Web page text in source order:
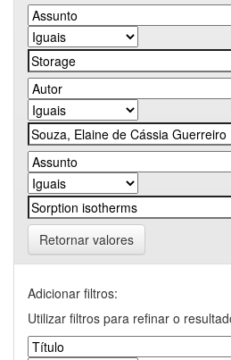
Retornar valores
Adicionar filtros:
Utilizar filtros para refinar o